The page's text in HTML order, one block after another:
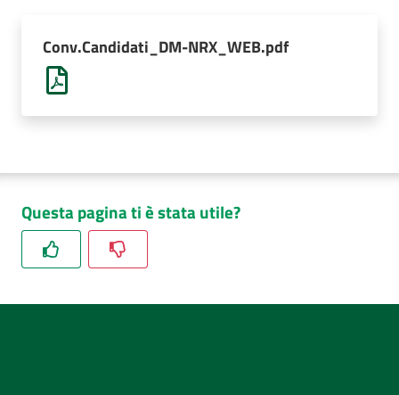
AUSL
Comunica
Conv.Candidati_DM-NRX_WEB.pdf
Questa pagina ti è stata utile?